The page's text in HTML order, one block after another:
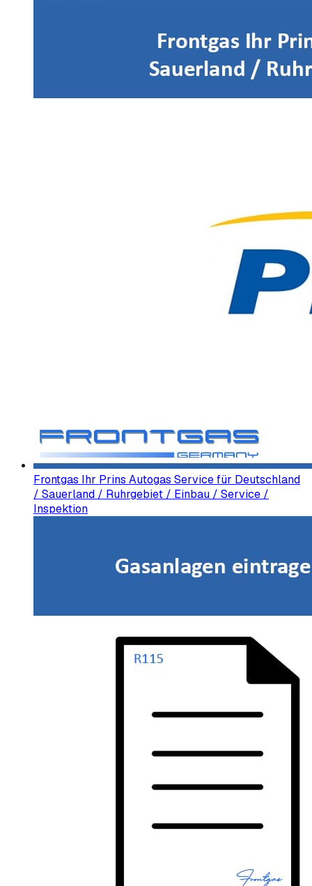
Frontgas Ihr Prins Autogas Service für Deutschland
/ Sauerland / Ruhrgebiet / Einbau / Service /
Inspektion